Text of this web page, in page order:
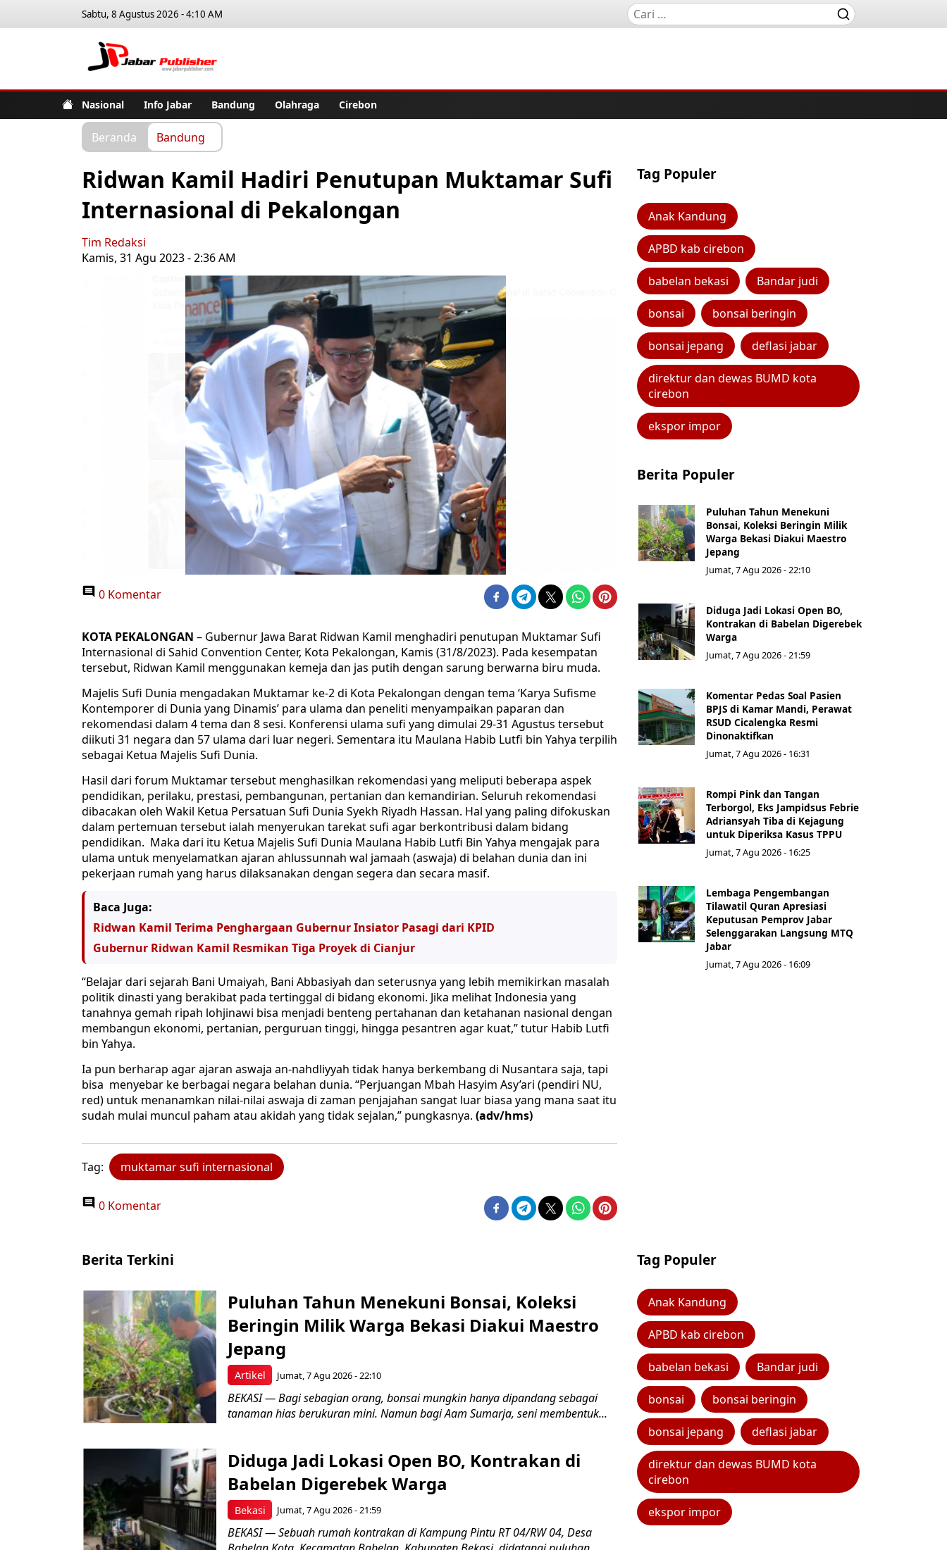
Sabtu, 8 Agustus 2026 - 4:10 AM
Nasional Info Jabar Bandung Olahraga Cirebon
Beranda Bandung
Ridwan Kamil Hadiri Penutupan Muktamar Sufi
Internasional di Pekalongan
Tim Redaksi
Kamis, 31 Agu 2023 - 2:36 AM
0 Komentar
KOTA PEKALONGAN – Gubernur Jawa Barat Ridwan Kamil menghadiri penutupan Muktamar Sufi
Internasional di Sahid Convention Center, Kota Pekalongan, Kamis (31/8/2023). Pada kesempatan
tersebut, Ridwan Kamil menggunakan kemeja dan jas putih dengan sarung berwarna biru muda.
Majelis Sufi Dunia mengadakan Muktamar ke-2 di Kota Pekalongan dengan tema ‘Karya Sufisme
Kontemporer di Dunia yang Dinamis’ para ulama dan peneliti menyampaikan paparan dan
rekomendasi dalam 4 tema dan 8 sesi. Konferensi ulama sufi yang dimulai 29-31 Agustus tersebut
diikuti 31 negara dan 57 ulama dari luar negeri. Sementara itu Maulana Habib Lutfi bin Yahya terpilih
sebagai Ketua Majelis Sufi Dunia.
Hasil dari forum Muktamar tersebut menghasilkan rekomendasi yang meliputi beberapa aspek
pendidikan, perilaku, prestasi, pembangunan, pertanian dan kemandirian. Seluruh rekomendasi
dibacakan oleh Wakil Ketua Persatuan Sufi Dunia Syekh Riyadh Hassan. Hal yang paling difokuskan
dalam pertemuan tersebut ialah menyerukan tarekat sufi agar berkontribusi dalam bidang
pendidikan. Maka dari itu Ketua Majelis Sufi Dunia Maulana Habib Lutfi Bin Yahya mengajak para
ulama untuk menyelamatkan ajaran ahlussunnah wal jamaah (aswaja) di belahan dunia dan ini
pekerjaan rumah yang harus dilaksanakan dengan segera dan secara masif.
Baca Juga:
Ridwan Kamil Terima Penghargaan Gubernur Insiator Pasagi dari KPID
Gubernur Ridwan Kamil Resmikan Tiga Proyek di Cianjur
“Belajar dari sejarah Bani Umaiyah, Bani Abbasiyah dan seterusnya yang lebih memikirkan masalah
politik dinasti yang berakibat pada tertinggal di bidang ekonomi. Jika melihat Indonesia yang
tanahnya gemah ripah lohjinawi bisa menjadi benteng pertahanan dan ketahanan nasional dengan
membangun ekonomi, pertanian, perguruan tinggi, hingga pesantren agar kuat,” tutur Habib Lutfi
bin Yahya.
Ia pun berharap agar ajaran aswaja an-nahdliyyah tidak hanya berkembang di Nusantara saja, tapi
bisa menyebar ke berbagai negara belahan dunia. “Perjuangan Mbah Hasyim Asy’ari (pendiri NU,
red) untuk menanamkan nilai-nilai aswaja di zaman penjajahan sangat luar biasa yang mana saat itu
sudah mulai muncul paham atau akidah yang tidak sejalan,” pungkasnya. (adv/hms)
Tag: muktamar sufi internasional
0 Komentar
Tag Populer
Anak Kandung
APBD kab cirebon
babelan bekasi Bandar judi
bonsai bonsai beringin
bonsai jepang deflasi jabar
direktur dan dewas BUMD kota
cirebon
ekspor impor
Berita Populer
Puluhan Tahun Menekuni
Bonsai, Koleksi Beringin Milik
Warga Bekasi Diakui Maestro
Jepang
Jumat, 7 Agu 2026 - 22:10
Diduga Jadi Lokasi Open BO,
Kontrakan di Babelan Digerebek
Warga
Jumat, 7 Agu 2026 - 21:59
Komentar Pedas Soal Pasien
BPJS di Kamar Mandi, Perawat
RSUD Cicalengka Resmi
Dinonaktifkan
Jumat, 7 Agu 2026 - 16:31
Rompi Pink dan Tangan
Terborgol, Eks Jampidsus Febrie
Adriansyah Tiba di Kejagung
untuk Diperiksa Kasus TPPU
Jumat, 7 Agu 2026 - 16:25
Lembaga Pengembangan
Tilawatil Quran Apresiasi
Keputusan Pemprov Jabar
Selenggarakan Langsung MTQ
Jabar
Jumat, 7 Agu 2026 - 16:09
Berita Terkini
Artikel
Puluhan Tahun Menekuni Bonsai, Koleksi
Beringin Milik Warga Bekasi Diakui Maestro
Jepang
Jumat, 7 Agu 2026 - 22:10
BEKASI — Bagi sebagian orang, bonsai mungkin hanya dipandang sebagai
tanaman hias berukuran mini. Namun bagi Aam Sumarja, seni membentuk...
Bekasi
Diduga Jadi Lokasi Open BO, Kontrakan di
Babelan Digerebek Warga
Jumat, 7 Agu 2026 - 21:59
BEKASI — Sebuah rumah kontrakan di Kampung Pintu RT 04/RW 04, Desa
Tag Populer
Anak Kandung
APBD kab cirebon
babelan bekasi Bandar judi
bonsai bonsai beringin
bonsai jepang deflasi jabar
direktur dan dewas BUMD kota
cirebon
ekspor impor